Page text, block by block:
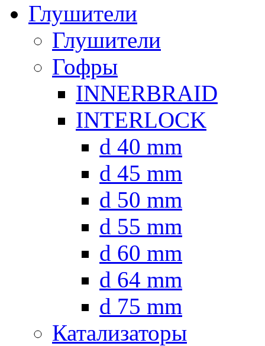
Глушители
Глушители
Гофры
INNERBRAID
INTERLOCK
d 40 mm
d 45 mm
d 50 mm
d 55 mm
d 60 mm
d 64 mm
d 75 mm
Катализаторы